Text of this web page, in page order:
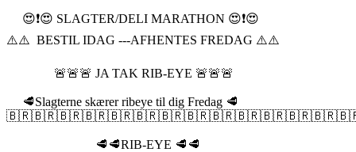
😍❗️😍 SLAGTER/DELI MARATHON 😍❗️😍
⚠️⚠️ BESTIL IDAG ---AFHENTES FREDAG ⚠️⚠️
🚨🚨🚨 JA TAK RIB-EYE 🚨🚨🚨
🥩Slagterne skærer ribeye til dig Fredag 🥩
🥩🥩RIB-EYE 🥩🥩